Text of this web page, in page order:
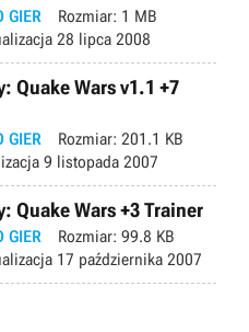
GIER Rozmiar: 1 MB
28 lipca 2008
Quake Wars v1.1 +7
GIER Rozmiar: 201.1 KB
9 listopada 2007
Quake Wars +3 Trainer
GIER Rozmiar: 99.8 KB
17 października 2007